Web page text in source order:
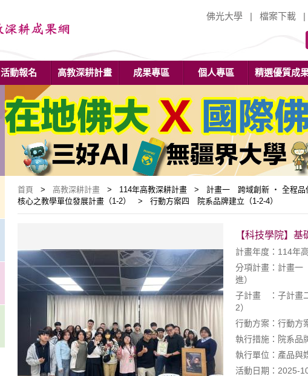
佛光大學 | 檔案下載 |
活動報名 高教深耕計畫 成果專區 個人專區 精選優質成
首頁 > 高教深耕計畫 > 114年高教深耕計畫 > 計畫一 跨域創新 ‧ 全程品
核心之教學單位發展計畫（1-2） > 行動方案四 院系品牌建立（1-2-4）
【科技學院】
計畫年度：114年
分項計畫：計畫
進）
子計畫 ：子計畫
2）
行動方案：行動方
執行措施：院系品
執行單位：產品與
活動日期：2025-